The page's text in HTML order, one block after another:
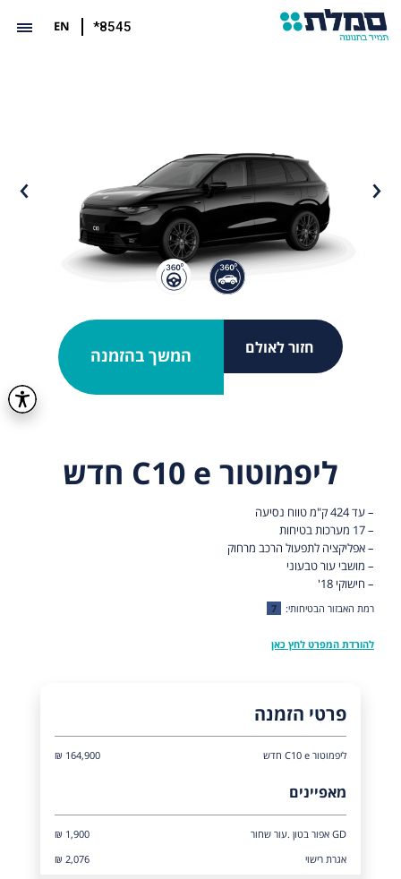
*8545
EN
חזור לאולם המשך בהזמנה
ליפמוטור C10 e חדש
– עד 424 ק"מ טווח נסיעה
– 17 מערכות בטיחות
– אפליקציה לתפעול הרכב מרחוק
– מושבי עור טבעוני
– חישוקי 18'
רמת האבזור הבטיחותי: 7
להורדת המפרט לחץ כאן
פרטי הזמנה
ליפמוטור C10 e חדש 164,900 ₪
מאפיינים
GD אפור בטון .עור שחור
₪ 1,900
אגרת רישוי
₪ 2,076